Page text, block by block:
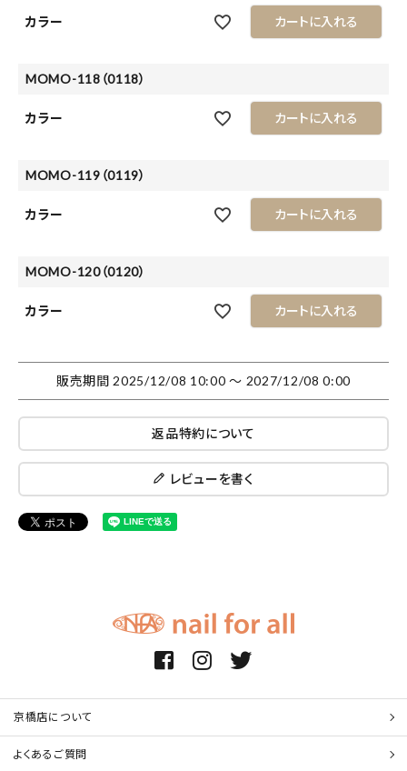
カラー カートに入れる
MOMO-118（0118）
カラー カートに入れる
MOMO-119（0119）
カラー カートに入れる
MOMO-120（0120）
カラー カートに入れる
販売期間 2025/12/08 10:00〜 2027/12/08 0:00
返品特約について
レビューを書く
京橋店について
よくあるご質問